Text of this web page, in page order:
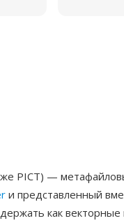
PICT) —
и представленный
как